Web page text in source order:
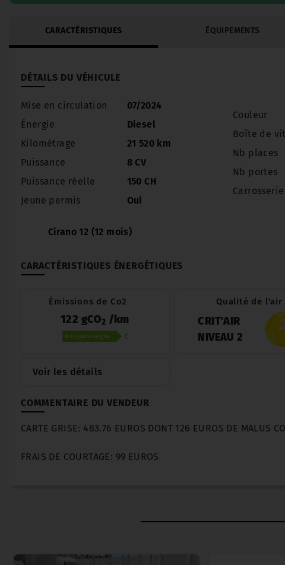
CARACTÉRISTIQUES ÉQUIPEMENTS
DÉTAILS DU VÉHICULE
Mise en circulation
07/2024
Énergie
Diesel
Kilométrage
21 520 km
Puissance
8 CV
Puissance réelle
150 CH
Jeune permis
Oui
Couleur
Boîte de
Nb places
Nb portes
Carrosserie
Cirano 12 (12 mois)
CARACTÉRISTIQUES ÉNERGÉTIQUES
Émissions de Co2
122 gCO2 /km
Qualité de l'air
CRIT'AIR
NIVEAU 2
Voir les détails
COMMENTAIRE DU VENDEUR
CARTE GRISE: 483.76 EUROS DONT 126 EUROS DE MALUS
FRAIS DE COURTAGE: 99 EUROS